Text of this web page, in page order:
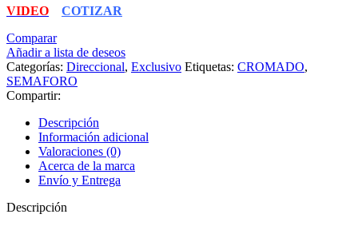
VIDEO
COTIZAR
Comparar
Añadir a lista de deseos
Categorías: Direccional, Exclusivo Etiquetas: CROMADO,
SEMAFORO
Compartir:
Descripción
Información adicional
Valoraciones (0)
Acerca de la marca
Envío y Entrega
Descripción